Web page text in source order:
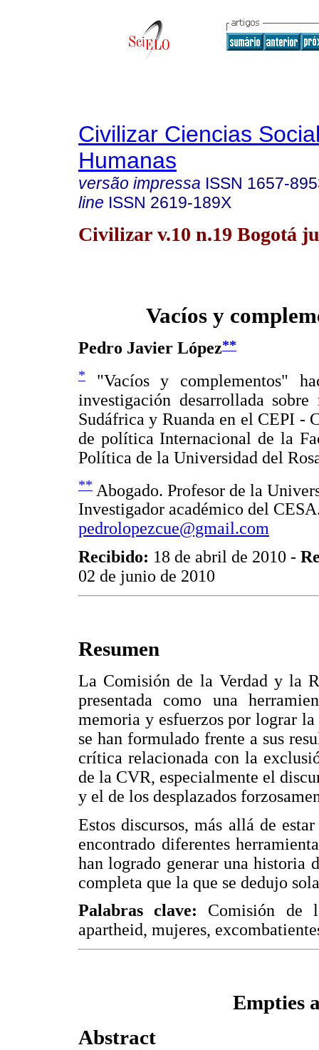
Civilizar Ciencias
Humanas
versão impressa ISSN 1657-
line ISSN 2619-189X
Civilizar v.10 n.19 Bogotá
Vacíos y
Pedro Javier López**
*
"Vacíos y complementos"
investigación desarrollada
Sudáfrica y Ruanda en el CEPI -
de política Internacional de la
Política de la Universidad del
** Abogado. Profesor de la
Investigador académico del
pedrolopezcue@gmail.com
Recibido: 18 de abril de 2010 -
02 de junio de 2010
Resumen
La Comisión de la Verdad y la
presentada como una
memoria y esfuerzos por lograr
se han formulado frente a sus
crítica relacionada con la
de la CVR, especialmente el
y el de los desplazados
Estos discursos, más allá de
encontrado diferentes
han logrado generar una historia
completa que la que se dedujo
Palabras clave: Comisión de
apartheid, mujeres,
Empties
Abstract